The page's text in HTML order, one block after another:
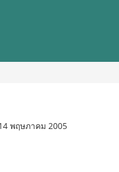
พฤษภาคม 2005